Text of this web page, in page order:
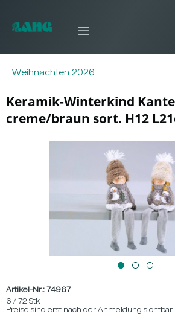
Weihnachten 2026
Keramik-Winterkind
creme/braun sort. H12
Artikel-Nr.: 74967
6 / 72 Stk
Preise sind erst nach der Anmeldung sichtbar.